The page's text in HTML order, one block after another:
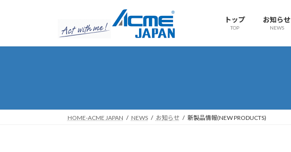
プ
動
トップ
TOP
お知らせ
NEWS
HOME-ACME JAPAN NEWS お知らせ 新製品情報(NEW PRODUCTS)